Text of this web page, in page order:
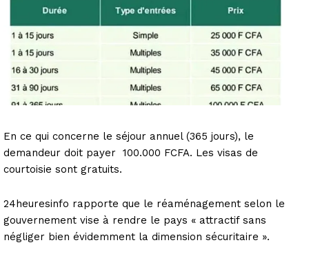
En ce qui concerne le séjour annuel (365 jours), le
demandeur doit payer 100.000 FCFA. Les visas de
courtoisie sont gratuits.
24heuresinfo rapporte que le réaménagement selon le
gouvernement vise à rendre le pays « attractif sans
négliger bien évidemment la dimension sécuritaire ».